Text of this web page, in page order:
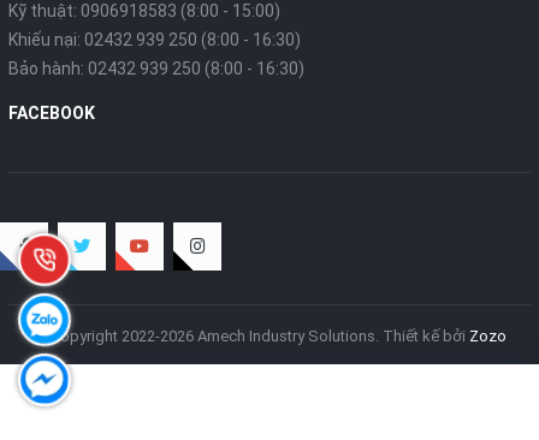
Kỹ thuật: 0906918583 (8:00 - 15:00)
Khiếu nại: 02432 939 250 (8:00 - 16:30)
Bảo hành: 02432 939 250 (8:00 - 16:30)
FACEBOOK
© Copyright 2022-2026 Amech Industry Solutions. Thiết kế bởi Zozo